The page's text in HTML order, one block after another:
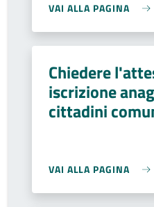
VAI ALLA PAGINA
Chiedere
iscrizione
cittadini
VAI ALLA PAGINA